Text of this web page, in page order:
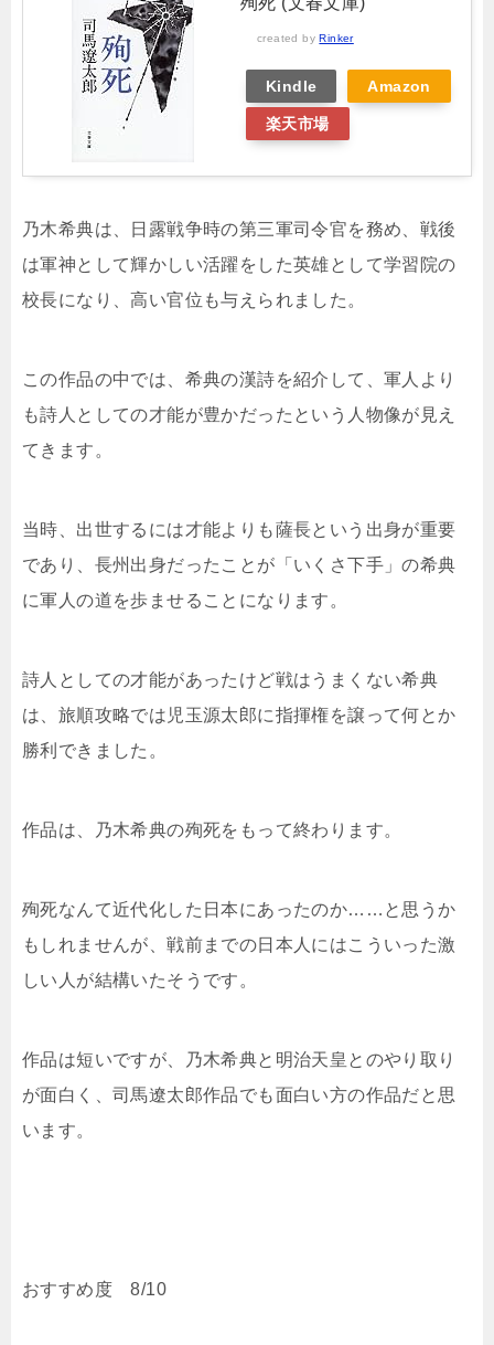
created byRinker
Kindle Amazon
楽天市場
乃木希典は、日露戦争時の第三軍司令官を務め、戦後
は軍神として輝かしい活躍をした英雄として学習院の
校長になり、高い官位も与えられました。
この作品の中では、希典の漢詩を紹介して、軍人より
も詩人としての才能が豊かだったという人物像が見え
てきます。
当時、出世するには才能よりも薩長という出身が重要
であり、長州出身だったことが「いくさ下手」の希典
に軍人の道を歩ませることになります。
詩人としての才能があったけど戦はうまくない希典
は、旅順攻略では児玉源太郎に指揮権を譲って何とか
勝利できました。
作品は、乃木希典の殉死をもって終わります。
殉死なんて近代化した日本にあったのか……と思うか
もしれませんが、戦前までの日本人にはこういった激
しい人が結構いたそうです。
作品は短いですが、乃木希典と明治天皇とのやり取り
が面白く、司馬遼太郎作品でも面白い方の作品だと思
います。
おすすめ度 8/10